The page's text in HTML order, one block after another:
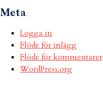
Meta
Logga in
Flöde för inlägg
Flöde för kommentarer
WordPress.org